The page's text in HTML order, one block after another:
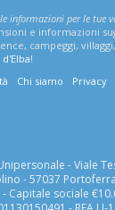
informazioni per le tue
e informazioni
campeggi,
d'Elba!
Chi siamo Privacy
- Viale
- 57037
- Capitale sociale